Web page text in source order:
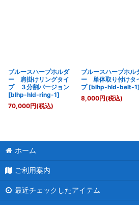
ブルースハープホルダ
ー 肩掛けリングタイ
プ ３分割バージョン
[blhp-hld-ring-1]
70,000円(税込)
ブルースハープホル
ー 単体取り付けタ
プ [blhp-hld-belt-1]
8,000円(税込)
ホーム
ご利用案内
最近チェックしたアイテム